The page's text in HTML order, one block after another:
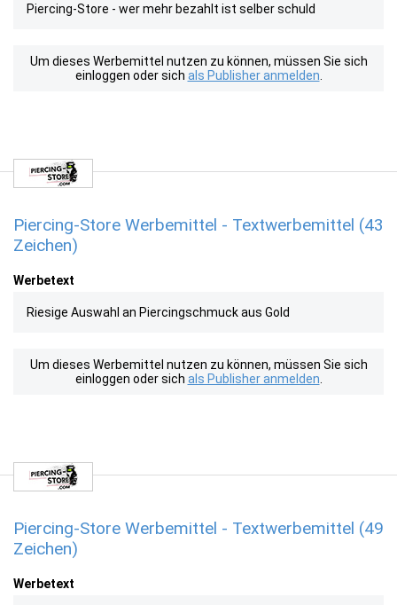
Piercing-Store - wer mehr bezahlt ist selber schuld
Um dieses Werbemittel nutzen zu können, müssen Sie sich
einloggen oder sich als Publisher anmelden
Piercing-Store Werbemittel - Textwerbemittel (43
Zeichen)
Werbetext
Riesige Auswahl an Piercingschmuck aus Gold
Um dieses Werbemittel nutzen zu können, müssen Sie sich
einloggen oder sich als Publisher anmelden
Piercing-Store Werbemittel - Textwerbemittel (49
Zeichen)
Werbetext